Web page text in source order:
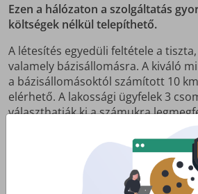
Ezen a hálózaton a szolgáltatás
költségek nélkül telepíthető.
A létesítés egyedüli feltétele a
valamely bázisállomásra. A kiváló
a bázisállomásoktól számított 10
elérhető. A lakossági ügyfelek 3
választhatják ki a számukra
megrendelést követően a ZNET
helyszínen megvizsgálják, hogy van-
szolgáltatás létesítésére az adott
esetén a bekötést azonnal el is